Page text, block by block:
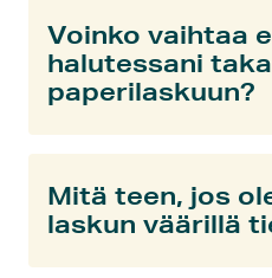
Voinko vaihtaa
halutessani
paperilaskuun?
Mitä teen, jos
laskun väärillä